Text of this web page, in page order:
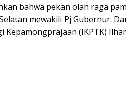
bahwa pekan olah raga
mewakili Pj Gubernur.
Kepamongprajaan (IKPTK)